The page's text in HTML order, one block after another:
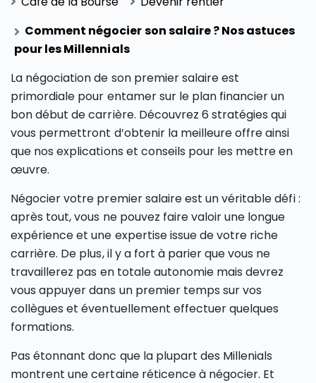
Comment négocier son salaire ? Nos astuces
pour les Millennials
La négociation de son premier salaire est
primordiale pour entamer sur le plan financier un
bon début de carrière. Découvrez 6 stratégies qui
vous permettront d’obtenir la meilleure offre ainsi
que nos explications et conseils pour les mettre en
œuvre.
Négocier votre premier salaire est un véritable défi :
après tout, vous ne pouvez faire valoir une longue
expérience et une expertise issue de votre riche
carrière. De plus, il y a fort à parier que vous ne
travaillerez pas en totale autonomie mais devrez
vous appuyer dans un premier temps sur vos
collègues et éventuellement effectuer quelques
formations.
Pas étonnant donc que la plupart des Millenials
montrent une certaine réticence à négocier. Et